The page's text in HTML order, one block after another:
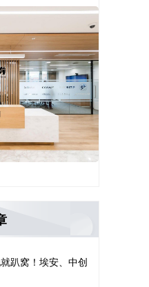
趴窝！埃安、中创